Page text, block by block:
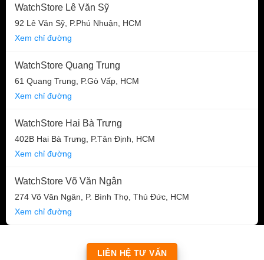
WatchStore Lê Văn Sỹ
92 Lê Văn Sỹ, P.Phú Nhuận, HCM
Xem chỉ đường
WatchStore Quang Trung
61 Quang Trung, P.Gò Vấp, HCM
Xem chỉ đường
WatchStore Hai Bà Trưng
402B Hai Bà Trưng, P.Tân Định, HCM
Xem chỉ đường
WatchStore Võ Văn Ngân
274 Võ Văn Ngân, P. Bình Thọ, Thủ Đức, HCM
Xem chỉ đường
LIÊN HỆ TƯ VẤN